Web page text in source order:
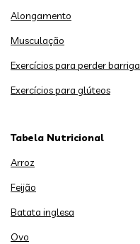
Alongamento
Musculação
Exercícios para perder barriga
Exercícios para glúteos
Tabela Nutricional
Arroz
Feijão
Batata inglesa
Ovo